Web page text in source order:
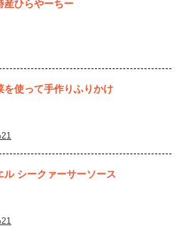
産ひらやーちー
を使って⼿作りふりかけ
ル シークァーサーソース